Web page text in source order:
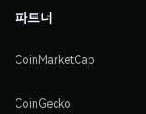
파트너
CoinMarketCap
CoinGecko